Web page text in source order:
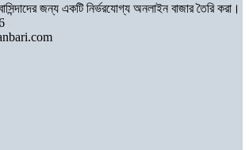
জন্য একটি নির্ভরযোগ্য অনলাইন বাজার তৈরি করা।